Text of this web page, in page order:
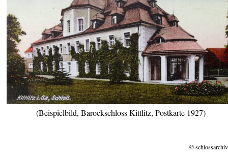
(Beispielbild, Barockschloss Kittlitz, Postkarte 1927)
©